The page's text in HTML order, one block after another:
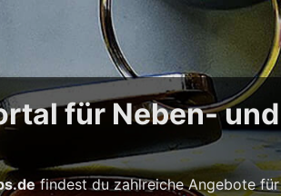
für Neben- und
findest du zahlreiche Angebote für